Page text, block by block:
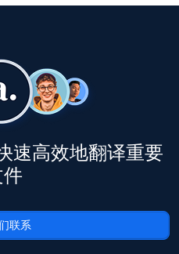
速高效地翻译重要
联系